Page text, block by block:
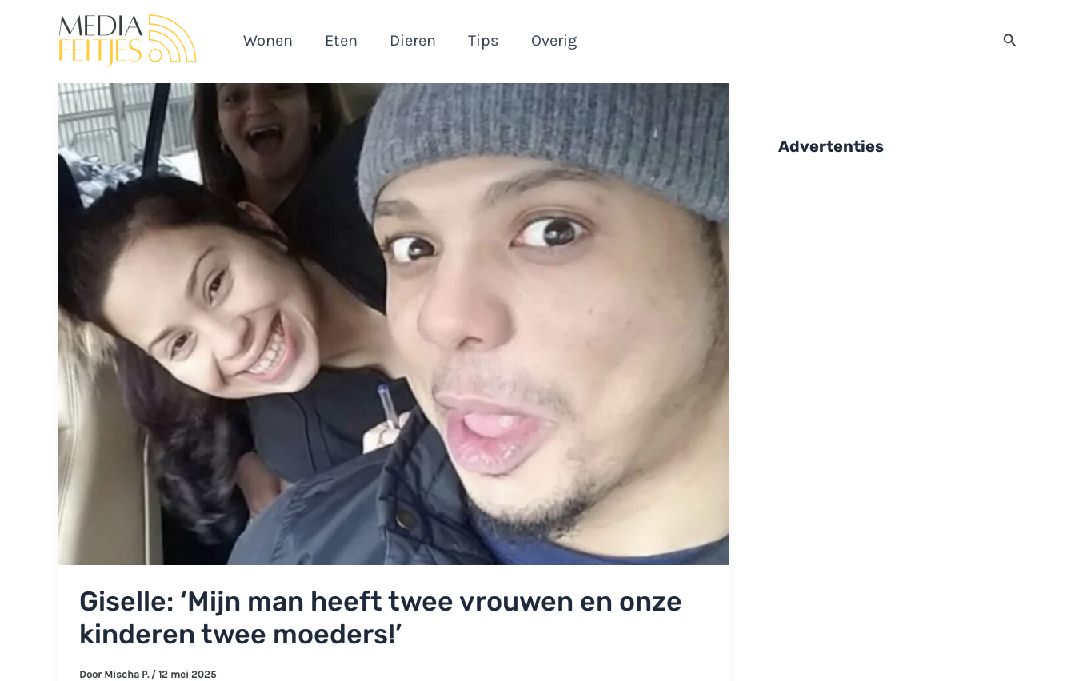
Wonen Eten Dieren Tips Overig Zoeken
Giselle: ‘Mijn man heeft twee vrouwen en onze
kinderen twee moeders!’
Door Mischa P. / 12 mei 2025
Advertenties